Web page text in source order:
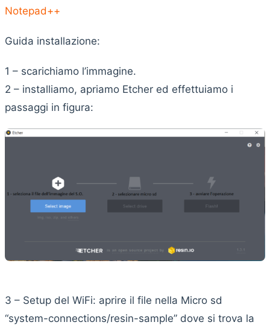
Notepad++
Guida installazione:
1 – scarichiamo l’immagine.
2 – installiamo, apriamo Etcher ed effettuiamo i
passaggi in figura:
3 – Setup del WiFi: aprire il file nella Micro sd
“system-connections/resin-sample” dove si trova la